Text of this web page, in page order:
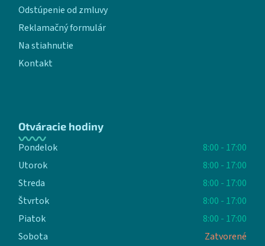
Odstúpenie od zmluvy
Reklamačný formulár
Na stiahnutie
Kontakt
Otváracie hodiny
Pondelok
8:00 - 17:00
Utorok
8:00 - 17:00
Streda
8:00 - 17:00
Štvrtok
8:00 - 17:00
Piatok
8:00 - 17:00
Sobota
Zatvorené